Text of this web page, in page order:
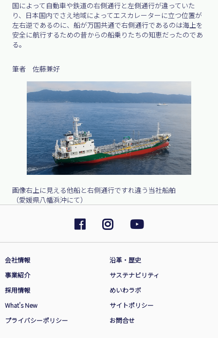
国によって自動車や鉄道の右側通行と左側通行が違っていた
り、日本国内でさえ地域によってエスカレーターに立つ位置が
左右逆であるのに、船が万国共通で右側通行であるのは海上を
安全に航行するための昔からの船乗りたちの知恵だったのであ
る。
筆者 佐藤兼好
画像右上に見える他船と右側通行ですれ違う当社船舶
（愛媛県八幡浜沖にて）
会社情報
沿革・歴史
事業紹介
サステナビリティ
採用情報
めいわラボ
What's New
サイトポリシー
プライバシーポリシー
お問合せ